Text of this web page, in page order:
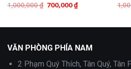
1,000,000₫ Giá
700,000₫Giá
hiện
700,000 ₫.
VĂN PHÒNG PHÍA NAM
2 Phạm Quý Thích, Tân Quý, Tân